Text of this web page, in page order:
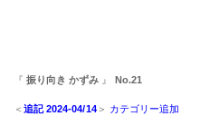
『振り向き かずみ 』 No.21
＜追記 2024-04/14＞ カテゴリー追加